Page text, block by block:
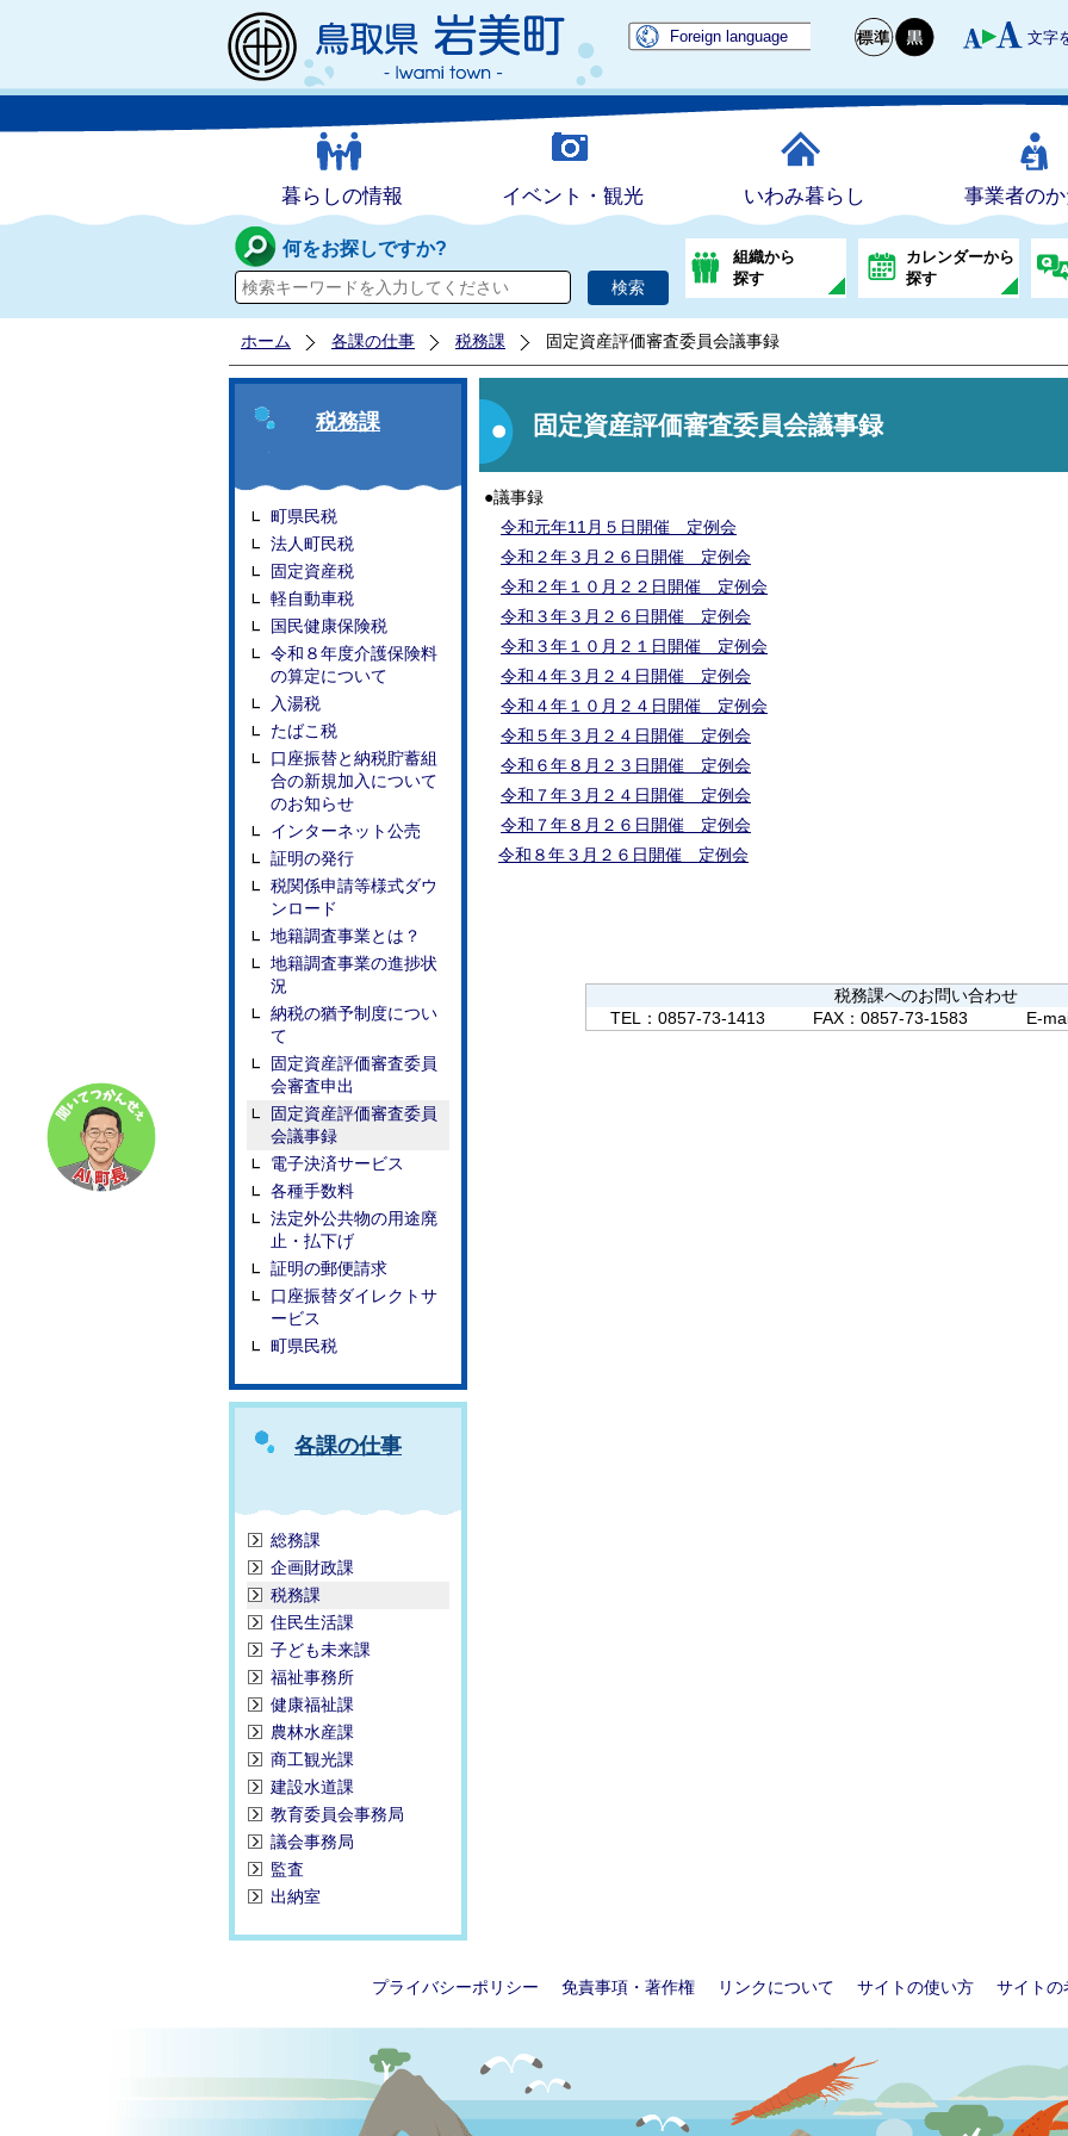
文字
Foreign language
暮らしの情報 イベント・観光 いわみ暮らし 事業者の
何をお探しですか?
組織から
探す
カレンダーから
探す
ホーム 各課の仕事 税務課 固定資産評価審査委員会議事録
税務課
町県民税
法人町民税
固定資産税
軽自動車税
国民健康保険税
令和８年度介護保険料
の算定について
入湯税
たばこ税
口座振替と納税貯蓄組
合の新規加入について
のお知らせ
インターネット公売
証明の発行
税関係申請等様式ダウ
ンロード
地籍調査事業とは？
地籍調査事業の進捗状
況
納税の猶予制度につい
て
固定資産評価審査委員
会審査申出
固定資産評価審査委員
会議事録
電子決済サービス
各種手数料
法定外公共物の用途廃
止・払下げ
証明の郵便請求
口座振替ダイレクトサ
ービス
町県民税
各課の仕事
総務課
企画財政課
税務課
住民生活課
子ども未来課
福祉事務所
健康福祉課
農林水産課
商工観光課
建設水道課
教育委員会事務局
議会事務局
監査
出納室
固定資産評価審査委員会議事録
●議事録
令和元年11月５日開催 定例会
令和２年３月２６日開催 定例会
令和２年１０月２２日開催 定例会
令和３年３月２６日開催 定例会
令和３年１０月２１日開催 定例会
令和４年３月２４日開催 定例会
令和４年１０月２４日開催 定例会
令和５年３月２４日開催 定例会
令和６年８月２３日開催 定例会
令和７年３月２４日開催 定例会
令和７年８月２６日開催 定例会
令和８年３月２６日開催 定例会
税務課へのお問い合わせ
TEL：0857-73-1413
FAX：0857-73-1583 E-
プライバシーポリシー 免責事項・著作権 リンクについて サイトの使い方 サイトの